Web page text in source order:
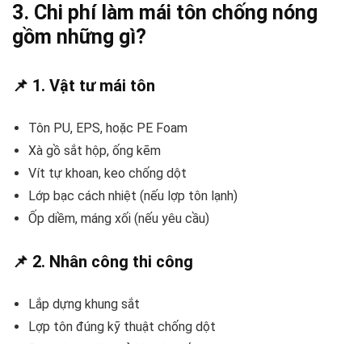
3. Chi phí làm mái tôn chống nóng
gồm những gì?
📌 1. Vật tư mái tôn
Tôn PU, EPS, hoặc PE Foam
Xà gồ sắt hộp, ống kẽm
Vít tự khoan, keo chống dột
Lớp bạc cách nhiệt (nếu lợp tôn lạnh)
Ốp diềm, máng xối (nếu yêu cầu)
📌 2. Nhân công thi công
Lắp dựng khung sắt
Lợp tôn đúng kỹ thuật chống dột